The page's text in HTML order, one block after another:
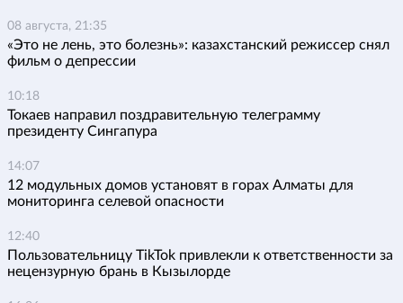
08 августа, 21:35
«Это не лень, это болезнь»: казахстанский режиссер снял
фильм о депрессии
10:18
Токаев направил поздравительную телеграмму
президенту Сингапура
14:07
12 модульных домов установят в горах Алматы для
мониторинга селевой опасности
12:40
Пользовательницу TikTok привлекли к ответственности за
нецензурную брань в Кызылорде